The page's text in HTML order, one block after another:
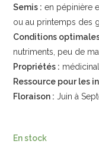
Semis : en pépinière
ou au printemps des
Conditions
nutriments, peu de
Propriétés :
Ressource pour les
Floraison : Juin à
En stock